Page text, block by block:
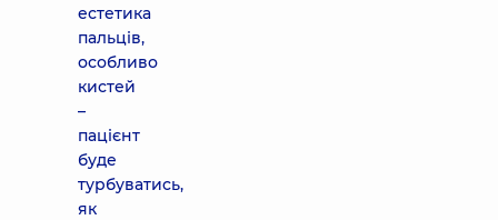
естетика
пальців,
особливо
кистей
–
пацієнт
буде
турбуватись,
як